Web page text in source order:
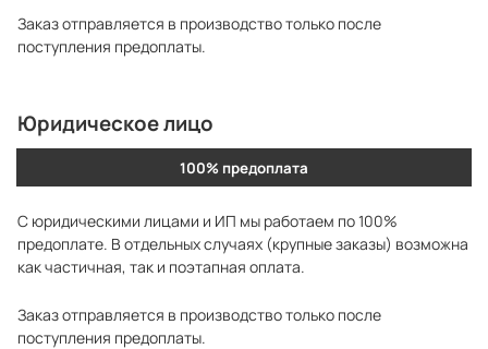
Заказ отправляется в производство только после
поступления предоплаты.
Юридическое лицо
100% предоплата
С юридическими лицами и ИП мы работаем по 100%
предоплате. В отдельных случаях (крупные заказы) возможна
как частичная, так и поэтапная оплата.
Заказ отправляется в производство только после
поступления предоплаты.